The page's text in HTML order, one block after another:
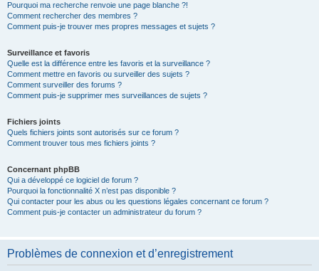
Pourquoi ma recherche renvoie une page blanche ?!
Comment rechercher des membres ?
Comment puis-je trouver mes propres messages et sujets ?
Surveillance et favoris
Quelle est la différence entre les favoris et la surveillance ?
Comment mettre en favoris ou surveiller des sujets ?
Comment surveiller des forums ?
Comment puis-je supprimer mes surveillances de sujets ?
Fichiers joints
Quels fichiers joints sont autorisés sur ce forum ?
Comment trouver tous mes fichiers joints ?
Concernant phpBB
Qui a développé ce logiciel de forum ?
Pourquoi la fonctionnalité X n’est pas disponible ?
Qui contacter pour les abus ou les questions légales concernant ce forum ?
Comment puis-je contacter un administrateur du forum ?
Problèmes de connexion et d’enregistrement